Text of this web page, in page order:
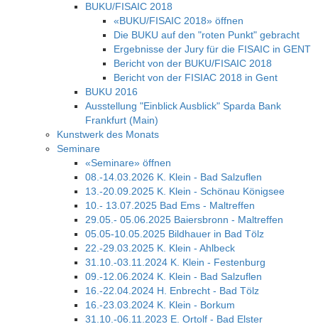
BUKU/FISAIC 2018
«BUKU/FISAIC 2018» öffnen
Die BUKU auf den "roten Punkt" gebracht
Ergebnisse der Jury für die FISAIC in GENT
Bericht von der BUKU/FISAIC 2018
Bericht von der FISIAC 2018 in Gent
BUKU 2016
Ausstellung "Einblick Ausblick" Sparda Bank
Frankfurt (Main)
Kunstwerk des Monats
Seminare
«Seminare» öffnen
08.-14.03.2026 K. Klein - Bad Salzuflen
13.-20.09.2025 K. Klein - Schönau Königsee
10.- 13.07.2025 Bad Ems - Maltreffen
29.05.- 05.06.2025 Baiersbronn - Maltreffen
05.05-10.05.2025 Bildhauer in Bad Tölz
22.-29.03.2025 K. Klein - Ahlbeck
31.10.-03.11.2024 K. Klein - Festenburg
09.-12.06.2024 K. Klein - Bad Salzuflen
16.-22.04.2024 H. Enbrecht - Bad Tölz
16.-23.03.2024 K. Klein - Borkum
31.10.-06.11.2023 E. Ortolf - Bad Elster